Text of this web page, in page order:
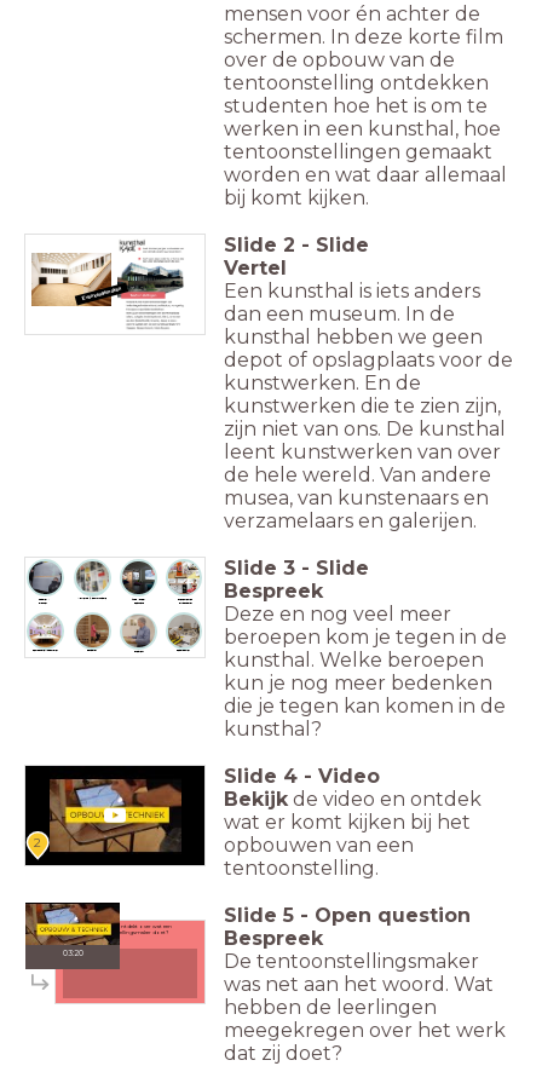
mensen voor én achter de
schermen. In deze korte film
over de opbouw van de
tentoonstelling ontdekken
studenten hoe het is om te
werken in een kunsthal, hoe
tentoonstellingen gemaakt
worden en wat daar allemaal
bij komt kijken.
Even kennismaken
Slide 2 - Slide
Vertel
Een kunsthal is iets anders
dan een museum. In de
kunsthal hebben we geen
depot of opslagplaats voor de
kunstwerken. En de
kunstwerken die te zien zijn,
zijn niet van ons. De kunsthal
leent kunstwerken van over
de hele wereld. Van andere
musea, van kunstenaars en
verzamelaars en galerijen.
Logistiek /
Planner
Decorbouwer
Audio Visueel
Technicus
Directeur
Tentoonstellingsmaker Educator
Evenementen
Organisator
Marketing & communicatie
Slide 3 - Slide
Bespreek
Deze en nog veel meer
beroepen kom je tegen in de
kunsthal. Welke beroepen
kun je nog meer bedenken
die je tegen kan komen in de
kunsthal?
2
Slide 4 - Video
Bekijk de video en ontdek
wat er komt kijken bij het
opbouwen van een
tentoonstelling.
03:20
Wat heb je ontdekt over wat een
tentoonstellingsmaker doet?
Slide 5 - Open question
Bespreek
De tentoonstellingsmaker
was net aan het woord. Wat
hebben de leerlingen
meegekregen over het werk
dat zij doet?